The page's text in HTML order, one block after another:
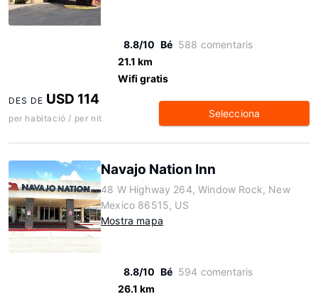
8.8/10 Bé 588 comentaris
21.1 km
Wifi gratis
DES DE USD 114
per habitació / per nit Selecciona
Navajo Nation Inn
48 W Highway 264, Window Rock, New
Mexico 86515, US
Mostra mapa
8.8/10 Bé 594 comentaris
26.1 km